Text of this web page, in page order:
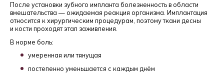
После установки зубного импланта болезненность в области
вмешательства — ожидаемая реакция организма. Имплантация
относится к хирургическим процедурам, поэтому ткани десны
и кости проходят этап заживления.
В норме боль:
умеренная или тянущая
постепенно уменьшается с каждым днём